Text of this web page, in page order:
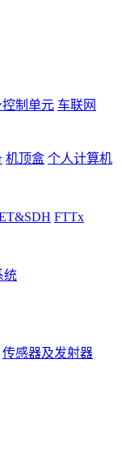
控制单元 车联网
机顶盒 个人计算机
FTTx
统
传感器及发射器